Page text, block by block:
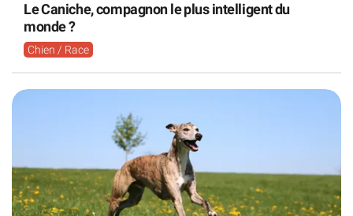
Le Caniche, compagnon le plus intelligent du
monde ?
Chien / Race